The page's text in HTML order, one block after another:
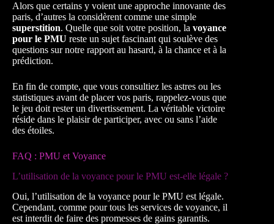
Alors que certains y voient une approche innovante des
paris, d’autres la considèrent comme une simple
superstition. Quelle que soit votre position, la voyance
pour le PMU reste un sujet fascinant qui soulève des
questions sur notre rapport au hasard, à la chance et à la
prédiction.
En fin de compte, que vous consultiez les astres ou les
statistiques avant de placer vos paris, rappelez-vous que
le jeu doit rester un divertissement. La véritable victoire
réside dans le plaisir de participer, avec ou sans l’aide
des étoiles.
FAQ : PMU et Voyance
L’utilisation de la voyance pour le PMU est-elle légale ?
Oui, l’utilisation de la voyance pour le PMU est légale.
Cependant, comme pour tous les services de voyance, il
est interdit de faire des promesses de gains garantis.